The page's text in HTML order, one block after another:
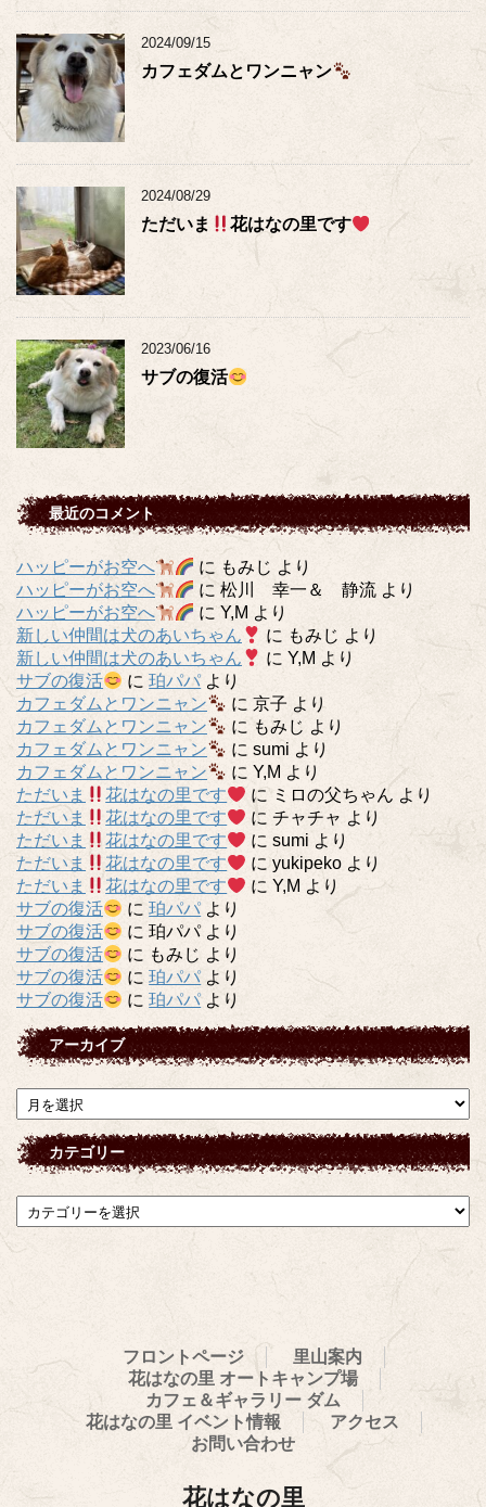
2024/09/15
カフェダムとワンニャン
2024/08/29
ただいま 花はなの里です
2023/06/16
サブの復活
最近のコメント
ハッピーがお空へ に もみじ より
ハッピーがお空へ
に松川 幸一＆ 静流 より
ハッピーがお空へ
にY,M より
新しい仲間は犬のあいちゃん
に もみじ より
新しい仲間は犬のあいちゃん
にY,M より
サブの復活
に珀パパ より
カフェダムとワンニャン
に京子 より
カフェダムとワンニャン
に もみじ より
カフェダムとワンニャン
にsumi より
カフェダムとワンニャン
にY,M より
ただいま
花はなの里です に ミロの父ちゃん より
ただいま
花はなの里です にチャチャ より
ただいま
花はなの里です にsumi より
ただいま
花はなの里です にyukipeko より
ただいま
花はなの里です にY,M より
サブの復活
に珀パパ より
サブの復活
に珀パパより
サブの復活
に もみじ より
サブの復活
に珀パパ より
サブの復活
に珀パパ より
アーカイブ
ア
ー
カ
イ
カテゴリー
テ
フロントページ
里山案内
花はなの里 オートキャンプ場
カフェ＆ギャラリー ダム
花はなの里 イベント情報
アクセス
お問い合わせ
花はなの里